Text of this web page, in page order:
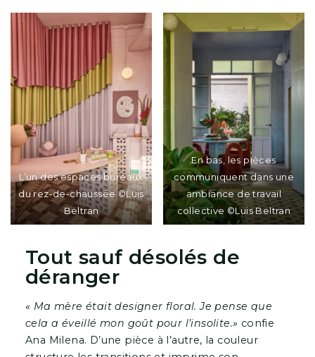
L’un des espaces bureaux
du rez-de-chaussée ©Luis
Beltran
En bas, les pièces
communiquent dans une
ambiance de travail
collective ©Luis Beltran
Tout sauf désolés de
déranger
« Ma mère était designer floral. Je pense que
cela a éveillé mon goût pour l’insolite.» confie
Ana Milena. D’une pièce à l’autre, la couleur